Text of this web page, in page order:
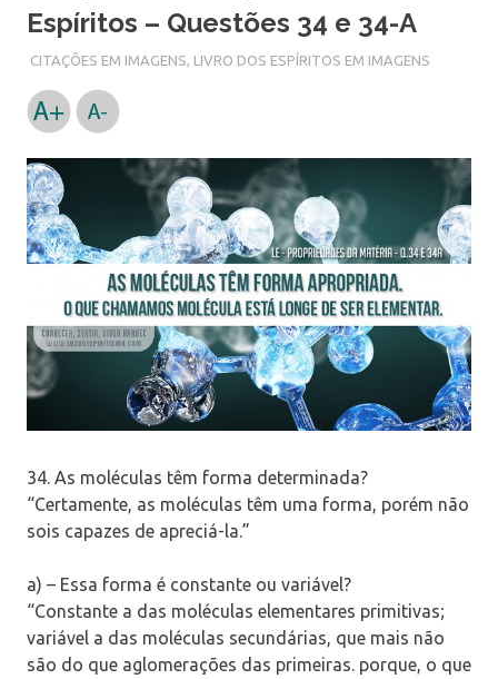
Espíritos – Questões 34 e 34-A
CITAÇÕES EM IMAGENS, LIVRO DOS ESPÍRITOS EM IMAGENS
34. As moléculas têm forma determinada?
“Certamente, as moléculas têm uma forma, porém não
sois capazes de apreciá-la.”
a) – Essa forma é constante ou variável?
“Constante a das moléculas elementares primitivas;
variável a das moléculas secundárias, que mais não
são do que aglomerações das primeiras. porque, o que